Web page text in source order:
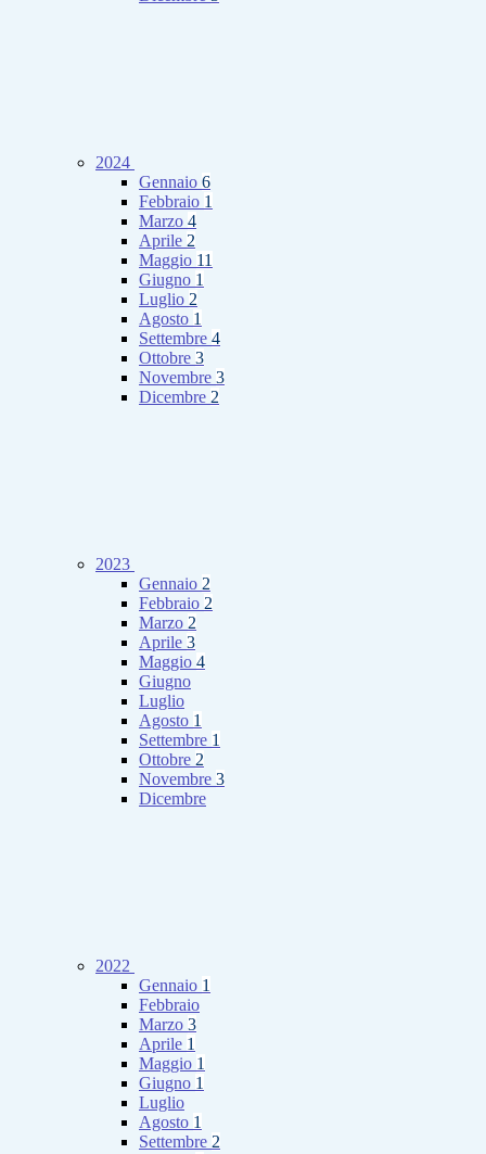
2024
Gennaio 6
Febbraio 1
Marzo 4
Aprile 2
Maggio 11
Giugno 1
Luglio 2
Agosto 1
Settembre 4
Ottobre 3
Novembre 3
Dicembre 2
2023
Gennaio 2
Febbraio 2
Marzo 2
Aprile 3
Maggio 4
Giugno
Luglio
Agosto 1
Settembre 1
Ottobre 2
Novembre 3
Dicembre
2022
Gennaio 1
Febbraio
Marzo 3
Aprile 1
Maggio 1
Giugno 1
Luglio
Agosto 1
Settembre 2